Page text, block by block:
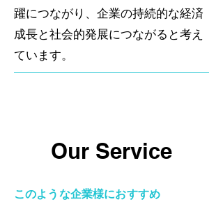
躍につながり、企業の持続的な経済
成長と社会的発展につながると考え
ています。
Our Service
このような企業様におすすめ